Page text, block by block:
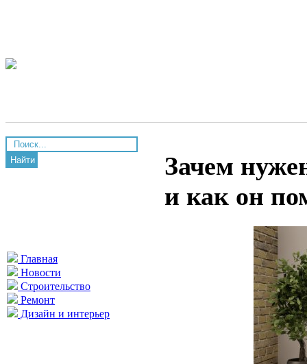
Найти
Главная
Новости
Строительство
Ремонт
Дизайн и интерьер
Зачем
и как он